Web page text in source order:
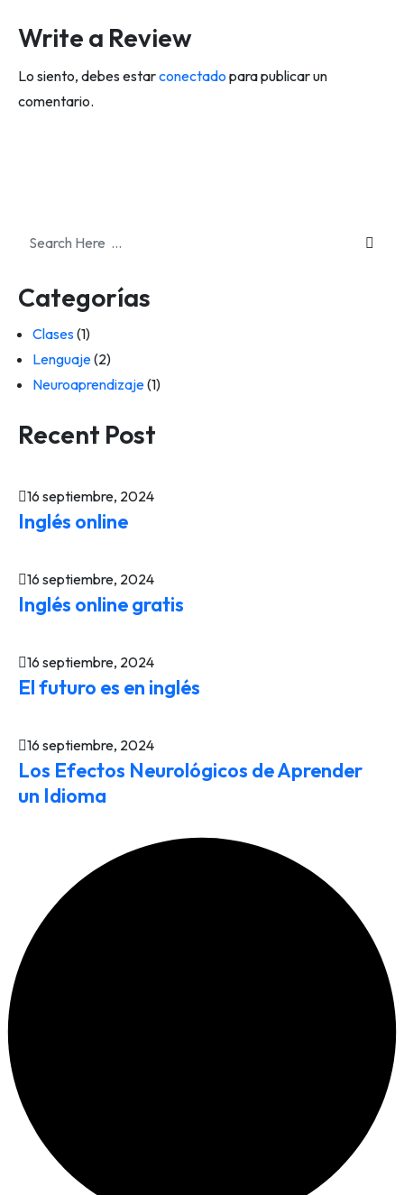
Write a Review
Lo siento, debes estarconectado para publicar un
comentario.
Categorías
Clases(1)
Lenguaje(2)
Neuroaprendizaje(1)
Recent Post
16 septiembre, 2024
Inglés online
16 septiembre, 2024
Inglés online gratis
16 septiembre, 2024
El futuro es en inglés
16 septiembre, 2024
Los Efectos Neurológicos de Aprender
un Idioma